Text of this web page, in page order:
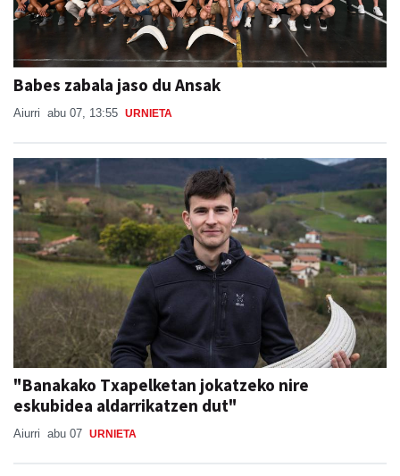
Babes zabala jaso du Ansak
Aiurri abu 07, 13:55 URNIETA
"Banakako Txapelketan jokatzeko nire
eskubidea aldarrikatzen dut"
Aiurri abu 07 URNIETA